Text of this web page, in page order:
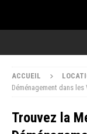
ACCUEIL
Déménagement dans
Trouvez la